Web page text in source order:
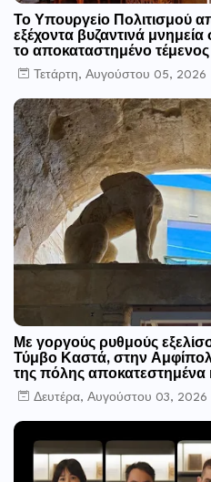
Το Υπουργείο Πολιτισμού
εξέχοντα βυζαντινά
το αποκαταστημένο
Τετάρτη, Αυγούστου 05, 2026
Με γοργούς ρυθμούς
Τύμβο Καστά, στην
της πόλης αποκατεστημένα
Δευτέρα, Αυγούστου 03, 2026